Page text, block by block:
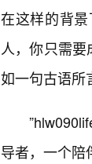
在这样的背
人，你只需
如一句古语所
导者，一个陪